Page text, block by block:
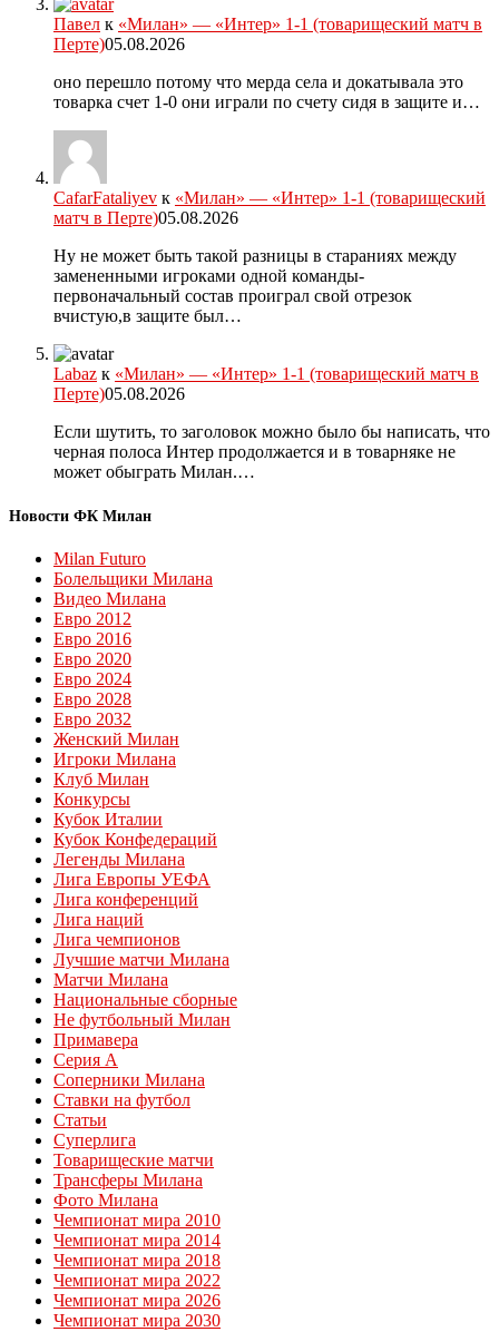
Павел к «Милан» — «Интер» 1-1 (товарищеский матч в
Перте)05.08.2026
оно перешло потому что мерда села и докатывала это
товарка счет 1-0 они играли по счету сидя в защите и…
CafarFataliyev к «Милан» — «Интер» 1-1 (товарищеский
матч в Перте)05.08.2026
Ну не может быть такой разницы в стараниях между
замененными игроками одной команды-
первоначальный состав проиграл свой отрезок
вчистую,в защите был…
Labaz к «Милан» — «Интер» 1-1 (товарищеский матч в
Перте)05.08.2026
Если шутить, то заголовок можно было бы написать, что
черная полоса Интер продолжается и в товарняке не
может обыграть Милан.…
Новости ФК Милан
Milan Futuro
Болельщики Милана
Видео Милана
Евро 2012
Евро 2016
Евро 2020
Евро 2024
Евро 2028
Евро 2032
Женский Милан
Игроки Милана
Клуб Милан
Конкурсы
Кубок Италии
Кубок Конфедераций
Легенды Милана
Лига Европы УЕФА
Лига конференций
Лига наций
Лига чемпионов
Лучшие матчи Милана
Матчи Милана
Национальные сборные
Не футбольный Милан
Примавера
Серия А
Соперники Милана
Ставки на футбол
Статьи
Суперлига
Товарищеские матчи
Трансферы Милана
Фото Милана
Чемпионат мира 2010
Чемпионат мира 2014
Чемпионат мира 2018
Чемпионат мира 2022
Чемпионат мира 2026
Чемпионат мира 2030